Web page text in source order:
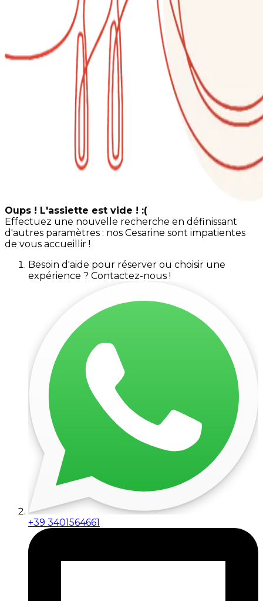
Oups ! L'assiette est vide ! :(
Effectuez une nouvelle recherche en définissant
d'autres paramètres : nos Cesarine sont impatientes
de vous accueillir !
Besoin d'aide pour réserver ou choisir une
expérience ? Contactez-nous !
+39 3401564661